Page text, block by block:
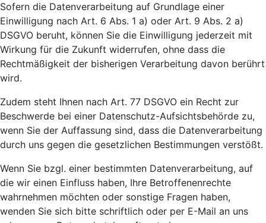
Sofern die Datenverarbeitung auf Grundlage einer
Einwilligung nach Art. 6 Abs. 1 a) oder Art. 9 Abs. 2 a)
DSGVO beruht, können Sie die Einwilligung jederzeit mit
Wirkung für die Zukunft widerrufen, ohne dass die
Rechtmäßigkeit der bisherigen Verarbeitung davon berührt
wird.
Zudem steht Ihnen nach Art. 77 DSGVO ein Recht zur
Beschwerde bei einer Datenschutz-Aufsichtsbehörde zu,
wenn Sie der Auffassung sind, dass die Datenverarbeitung
durch uns gegen die gesetzlichen Bestimmungen verstößt.
Wenn Sie bzgl. einer bestimmten Datenverarbeitung, auf
die wir einen Einfluss haben, Ihre Betroffenenrechte
wahrnehmen möchten oder sonstige Fragen haben,
wenden Sie sich bitte schriftlich oder per E-Mail an uns